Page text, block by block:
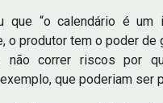
que “o calendário é um
o produtor tem o poder de
não correr riscos por
que poderiam ser